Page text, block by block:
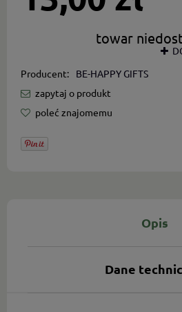
towar
Producent:
BE-HAPPY GIFTS
zapytaj o produkt
poleć znajomemu
Opis
Dane